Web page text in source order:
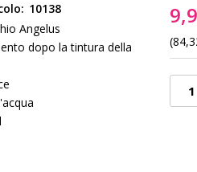
10138
Angelus
dopo la tintura della